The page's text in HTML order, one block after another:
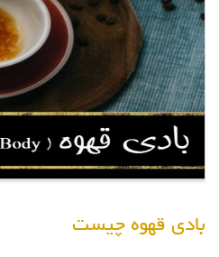
بادی قهوه چیست